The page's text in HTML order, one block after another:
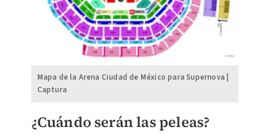
Mapa de la Arena Ciudad de México para Supernova |
Captura
¿Cuándo serán las peleas?